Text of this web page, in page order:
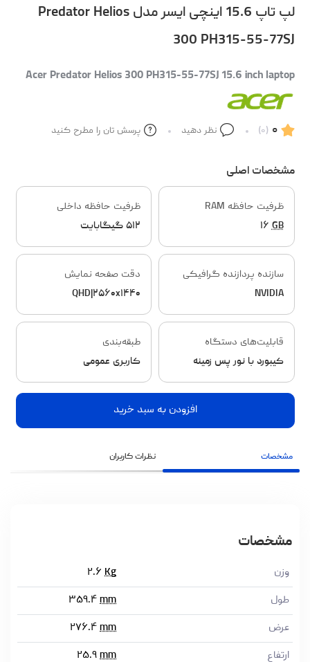
لپ تاپ 15.6 اینچی ایسر مدل Predator Helios
300 PH315-55-77SJ
Acer Predator Helios 300 PH315-55-77SJ 15.6 inch laptop
۰ (۰) نظر دهید پرسش تان را مطرح کنید
مشخصات اصلی
ظرفیت حافظه RAM
۱۶GB
ظرفیت حافظه داخلی
۵۱۲ گیگابایت
سازنده پردازنده گرافیکی
NVIDIA
دقت صفحه نمایش
QHD|۲۵۶۰x۱۴۴۰
قابلیت‌های دستگاه
کیبورد با نور پس زمینه
طبقه‌بندی
کاربری عمومی
افزودن به سبد خرید
مشخصات نظرات کاربران
مشخصات
وزن ۲.۶ Kg
طول
۳۵۹.۴ mm
عرض
۲۷۶.۴ mm
ارتفاع
۲۵.۹ mm